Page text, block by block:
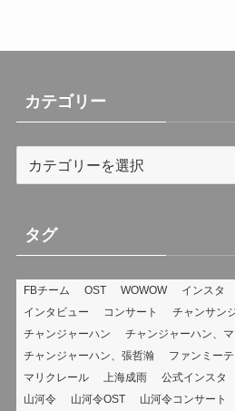
カテゴリー
ー
タグ
FBチーム OST WOWOW インスタ
インタビュー
コンサート チャンサン
チャンジャーハン
チャンジャーハン、マ
チャンジャーハン、張哲瀚
ファンミー
マリクレール
上海成雨 公式インスタ
山河令
山河令OST 山河令コンサート